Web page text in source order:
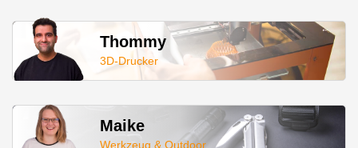
Thommy
3D-Drucker
Maike
Werkzeug & Outdoor